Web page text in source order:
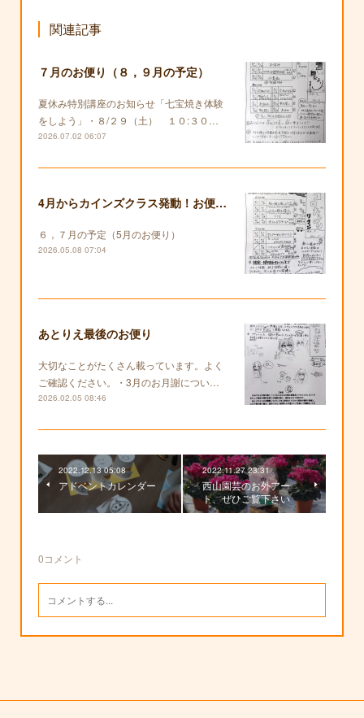
関連記事
７月のお便り（８，９月の予定）
夏休み特別講座のお知らせ「七宝焼き体験
をしよう」・８/２９（土） １０:３０…
2026.07.02 06:07
4月からカインズクラス発動！お便りも復活します！
６，７月の予定（5月のお便り）
2026.05.08 07:04
あとりえ最後のお便り
大切なことがたくさん載っています。よく
ご確認ください。・3月のお月謝につい…
2026.02.05 08:46
2022.12.13 05:08
アドベントカレンダー
2022.11.27 23:31
西山園芸のお外アー
ト、ぜひご覧下さい
0コメント